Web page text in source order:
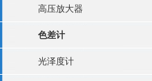
高压放大器
色差计
光泽度计